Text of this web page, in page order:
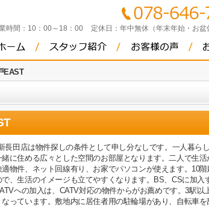
時間： 10：00～18：00 定休日： 年中無休（年末年始・お盆
EAST
田店は物件探しの条件として申し分なしです。一人暮ら
に住める広々とした空間のお部屋となります。二人で生活
物件、ネット回線有り、お家でパソコンが使えます。10
、生活のイメージも立てやすくなります。BS、CSに加入
への加入は、CATV対応の物件からがお薦めです。3駅以
っています。敷地内に居住者用の駐輪場があり、自転車を